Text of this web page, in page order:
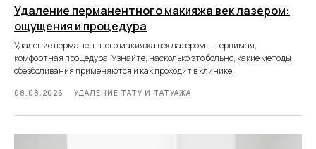
Удаление перманентного макияжа век лазером:
ощущения и процедура
Удаление перманентного макияжа век лазером — терпимая,
комфортная процедура. Узнайте, насколько это больно, какие методы
обезболивания применяются и как проходит в клинике.
08.08.2026 УДАЛЕНИЕ ТАТУ И ТАТУАЖА